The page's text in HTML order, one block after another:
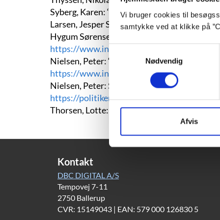
Vi bruger cookies til
samtykke ved at klikke på
Nødvendig
Afvis
Syberg, Karen:‘Jeg har forsøgt at skrive om
Larsen, Jesper Stein:Livet i abeburet.
Hygum Sørensen, Dorte:
https://www.information.dk/kultur/2008/
Nielsen, Peter:‘Jeg har hele tiden gjort,
https://www.information.dk/kultur/2017/
Nielsen, Peter: Sorgen er et kæmpe fucking
https://politiken.dk/kultur/boger/
Thorsen, Lotte: De er en blidhed ved
Kontakt
DBC DIGITAL A/S
Tempovej 7-11
2750 Ballerup
CVR: 15149043 | EAN: 579 000 126830 5